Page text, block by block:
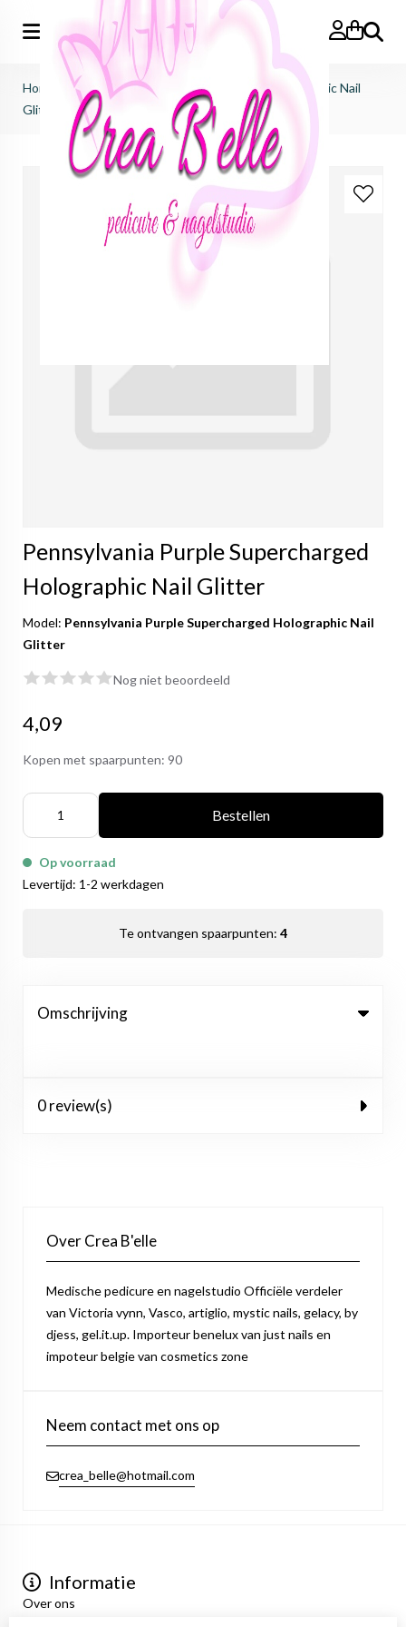
Zoeken
Home
Pennsylvania Purple Supercharged Holographic Nail
Glitter
Pennsylvania Purple Supercharged
Holographic Nail Glitter
Model: Pennsylvania Purple Supercharged Holographic Nail
Glitter
Nog niet beoordeeld
4,09
Kopen met spaarpunten: 90
Bestellen
Op voorraad
Levertijd: 1-2 werkdagen
Te ontvangen spaarpunten: 4
Omschrijving
0 review(s)
Over Crea B'elle
Medische pedicure en nagelstudio Officiële verdeler
van Victoria vynn, Vasco, artiglio, mystic nails, gelacy, by
djess, gel.it.up. Importeur benelux van just nails en
impoteur belgie van cosmetics zone
Neem contact met ons op
crea_belle@hotmail.com
Informatie
Over ons